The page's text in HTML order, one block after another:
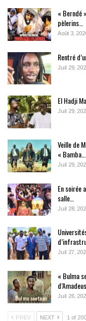
« Berndé
pèlerins…
Août 3,
Rentré
Juil 29,
El Hadji
Juil 29,
Veille de
« Bamba…
Juil 29,
En soirée
salle…
Juil 28,
Juil 27,
« Bulma
d’Amadeus…
Juil 26,
PREV NEXT 1 of 200